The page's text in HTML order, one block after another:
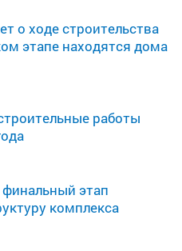
о ходе строительства
этапе находятся дома
работы
этап
комплекса